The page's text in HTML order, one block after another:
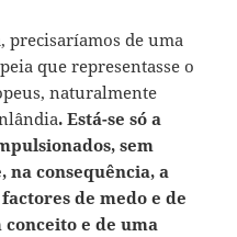
precisaríamos de uma
que representasse o
naturalmente
. Está-se só a
sem
na consequência, a
de medo e de
conceito e de uma